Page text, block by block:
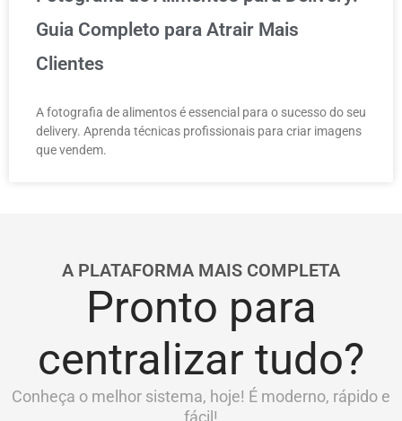
Guia Completo para Atrair Mais
Clientes
A fotografia de alimentos é essencial para o sucesso do seu
delivery. Aprenda técnicas profissionais para criar imagens
que vendem.
A PLATAFORMA MAIS COMPLETA
Pronto para
centralizar tudo?
Conheça o melhor sistema, hoje! É moderno, rápido e
fácil!